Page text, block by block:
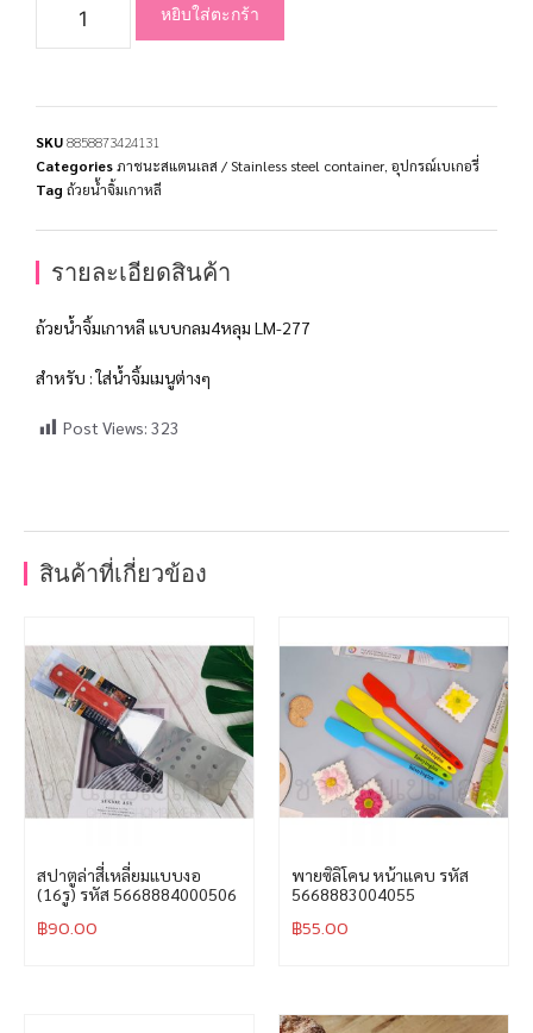
หยิบใส่ตะกร้า
SKU8858873424131
Categoriesภาชนะสแตนเลส / Stainless steel container, อุปกรณ์เบเกอรี่
Tag ถ้วยน้ำจิ้มเกาหลี
รายละเอียดสินค้า
ถ้วยน้ำจิ้มเกาหลี แบบกลม4หลุม LM-277
สำหรับ : ใส่น้ำจิ้มเมนูต่างๆ
Post Views: 323
สินค้าที่เกี่ยวข้อง
สปาตูล่าสี่เหลี่ยมแบบงอ
(16รู) รหัส 5668884000506
฿90.00
พายซิลิโคน หน้าแคบ รหัส
5668883004055
฿55.00